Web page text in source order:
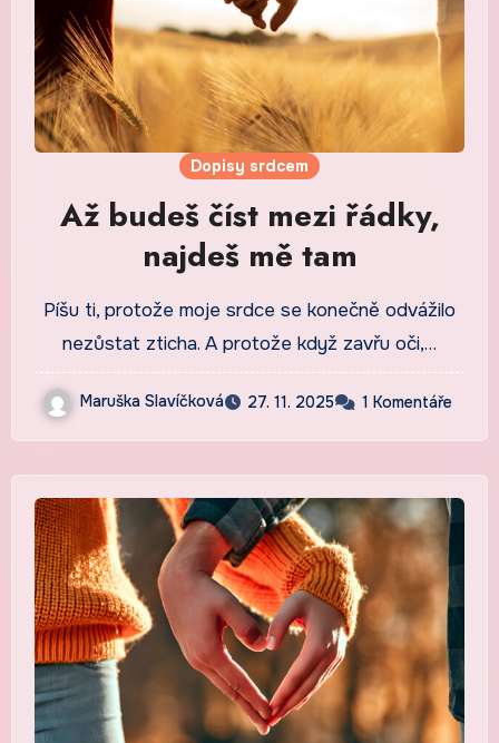
Dopisy srdcem
Až budeš číst mezi řádky,
najdeš mě tam
Píšu ti, protože moje srdce se konečně odvážilo
nezůstat zticha. A protože když zavřu oči,…
Maruška Slavíčková 27. 11. 2025 1 Komentáře